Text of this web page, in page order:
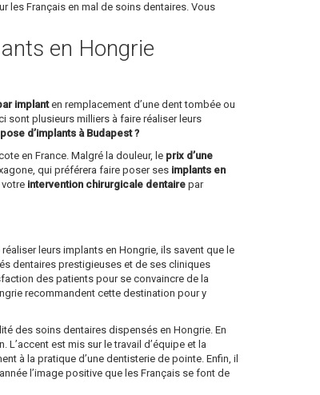
les Français en mal de soins dentaires. Vous
en Hongrie
implanten remplacement d’une dent tombée ou
sont plusieurs milliers à faire réaliser leurs
d’implants à Budapest ?
en France. Malgré la douleur, le prix d’une
qui préférera faire poser ses implants en
votre intervention chirurgicale dentaire par
réaliser leurs implants en Hongrie, ils savent que le
dentaires prestigieuses et de ses cliniques
des patients pour se convaincre de la
recommandent cette destination pour y
des soins dentaires dispensés en Hongrie. En
est mis sur le travail d’équipe et la
à la pratique d’une dentisterie de pointe. Enfin, il
l’image positive que les Français se font de